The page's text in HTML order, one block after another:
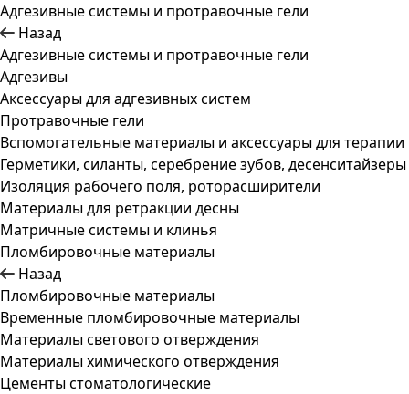
Адгезивные системы и протравочные гели
Назад
Адгезивные системы и протравочные гели
Адгезивы
Аксессуары для адгезивных систем
Протравочные гели
Вспомогательные материалы и аксессуары для терапии
Герметики, силанты, серебрение зубов, десенситайзеры
Изоляция рабочего поля, роторасширители
Материалы для ретракции десны
Матричные системы и клинья
Пломбировочные материалы
Назад
Пломбировочные материалы
Временные пломбировочные материалы
Материалы светового отверждения
Материалы химического отверждения
Цементы стоматологические